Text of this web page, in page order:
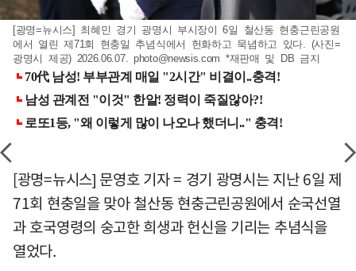
[광명=뉴시스] 최혜민 경기 광명시 부시장이 6일 철산동 현충근린공원
에서 열린 제71회 현충일 추념식에서 헌화하고 묵념하고 있다. (사진=
광명시 제공) 2026.06.07. photo@newsis.com *재판매 및 DB 금지
[광명=뉴시스] 문영호 기자 = 경기 광명시는 지난 6일 제
71회 현충일을 맞아 철산동 현충근린공원에서 순국선열
과 호국영령의 숭고한 희생과 헌신을 기리는 추념식을
열었다.